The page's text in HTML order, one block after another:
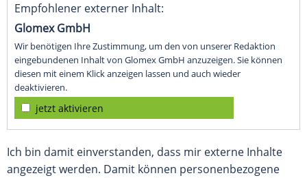
Empfohlener externer Inhalt:
Glomex GmbH
Wir benötigen Ihre Zustimmung, um den von unserer Redaktion
eingebundenen Inhalt von Glomex GmbH anzuzeigen. Sie können
diesen mit einem Klick anzeigen lassen und auch wieder
deaktivieren.
jetzt aktivieren
Ich bin damit einverstanden, dass mir externe Inhalte
angezeigt werden. Damit können personenbezogene